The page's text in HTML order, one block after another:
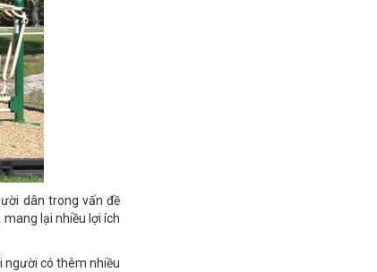
dân trong vấn đề
mang lại nhiều lợi ích
người có thêm nhiều